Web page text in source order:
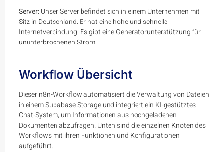
Server:Unser Server befindet sich in einem Unternehmen mit
Sitz in Deutschland. Er hat eine hohe und schnelle
Internetverbindung. Es gibt eine Generatorunterstützung für
ununterbrochenen Strom.
Workflow Übersicht
Dieser n8n-Workflow automatisiert die Verwaltung von Dateien
in einem Supabase Storage und integriert ein KI-gestütztes
Chat-System, um Informationen aus hochgeladenen
Dokumenten abzufragen. Unten sind die einzelnen Knoten des
Workflows mit ihren Funktionen und Konfigurationen
aufgeführt.